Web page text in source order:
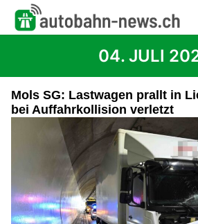
04. JULI
Mols SG: Lastwagen prallt in
bei Auffahrkollision verletzt